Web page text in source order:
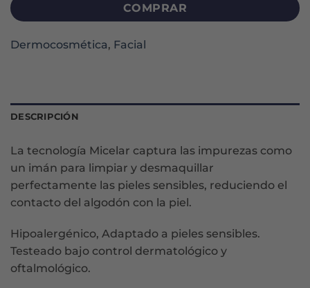
COMPRAR
Dermocosmética, Facial
DESCRIPCIÓN
La tecnología Micelar captura las impurezas como
un imán para limpiar y desmaquillar
perfectamente las pieles sensibles, reduciendo el
contacto del algodón con la piel.
Hipoalergénico, Adaptado a pieles sensibles.
Testeado bajo control dermatológico y
oftalmológico.